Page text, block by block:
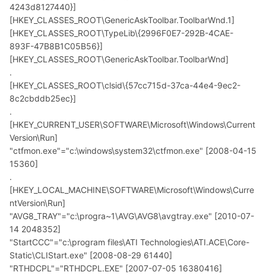
4243d8127440}]
[HKEY_CLASSES_ROOT\GenericAskToolbar.ToolbarWnd.1]
[HKEY_CLASSES_ROOT\TypeLib\{2996F0E7-292B-4CAE-
893F-47B8B1C05B56}]
[HKEY_CLASSES_ROOT\GenericAskToolbar.ToolbarWnd]
.
[HKEY_CLASSES_ROOT\clsid\{57cc715d-37ca-44e4-9ec2-
8c2cbddb25ec}]
.
[HKEY_CURRENT_USER\SOFTWARE\Microsoft\Windows\Current
Version\Run]
"ctfmon.exe"="c:\windows\system32\ctfmon.exe" [2008-04-15
15360]
.
[HKEY_LOCAL_MACHINE\SOFTWARE\Microsoft\Windows\Curre
ntVersion\Run]
"AVG8_TRAY"="c:\progra~1\AVG\AVG8\avgtray.exe" [2010-07-
14 2048352]
"StartCCC"="c:\program files\ATI Technologies\ATI.ACE\Core-
Static\CLIStart.exe" [2008-08-29 61440]
"RTHDCPL"="RTHDCPL.EXE" [2007-07-05 16380416]